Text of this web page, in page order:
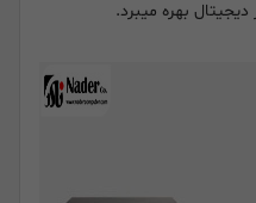
بهره میبرد.